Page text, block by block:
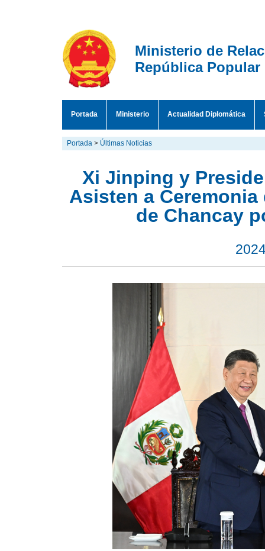
Ministerio de
República Popular
Portada Ministerio Actualidad Diplomática
Portada > Últimas Noticias
Xi Jinping y
Asisten a
de Chancay